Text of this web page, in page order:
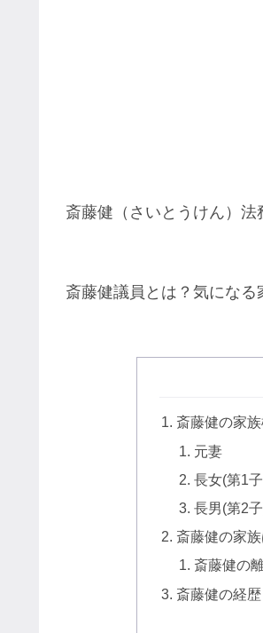
斎藤健（さいとうけん）
斎藤健議員とは？気にな
斎藤健の家
元妻
長女(第1子
長男(第2
斎藤健の家
斎藤健の
斎藤健の経歴